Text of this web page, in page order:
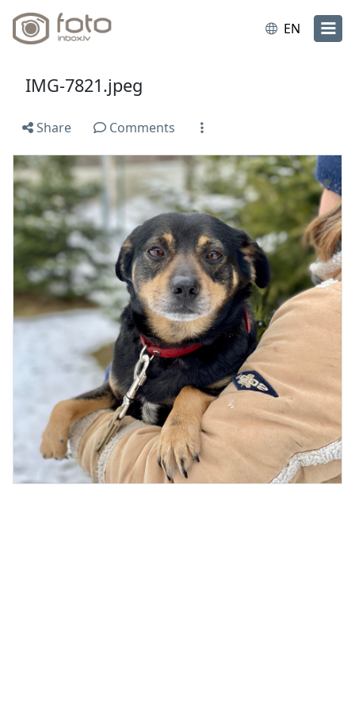
EN
IMG-7821.jpeg
Share Comments